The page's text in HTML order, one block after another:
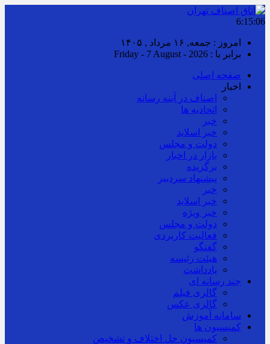
6:15:06
امروز : جمعه, ۱۶ مرداد , ۱۴۰۵
برابر با : Friday - 7 August - 2026
صفحه اصلی
اخبار
اصناف در آینه رسانه
اتحادیه ها
خبر
خبر اسلايد
دولت و مجلس
بازار در اخبار
برگزیده
پیشنهاد سردبیر
خبر
خبر اسلايد
خبر ویژه
دولت و مجلس
فعالیت کاربردی
گفتگو
هیئت رئیسه
یادداشت
چند رسانه ای
گالری فیلم
گالری عکس
سامانه آموزش
کمیسیون ها
کمیسیون حل اختلاف و تشخیص